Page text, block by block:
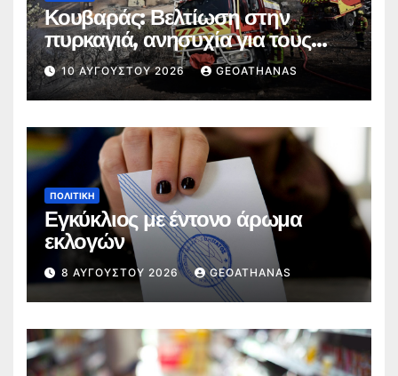
Κουβαράς: Βελτίωση στην
πυρκαγιά, ανησυχία για τους
ανέμους
10 ΑΥΓΟΎΣΤΟΥ 2026 GEOATHANAS
ΠΟΛΙΤΙΚΉ
Εγκύκλιος με έντονο άρωμα
εκλογών
8 ΑΥΓΟΎΣΤΟΥ 2026 GEOATHANAS